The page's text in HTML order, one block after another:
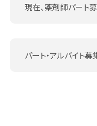
現在、薬剤師パート
パート・アルバイト